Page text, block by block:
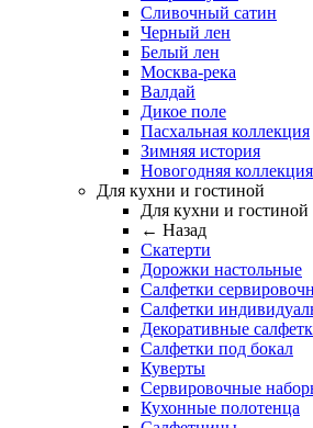
Сливочный сатин
Черный лен
Белый лен
Москва-река
Валдай
Дикое поле
Пасхальная коллекция
Зимняя история
Новогодняя коллекция
Для кухни и гостиной
Для кухни и гостиной
← Назад
Скатерти
Дорожки настольные
Салфетки
Салфетки
Декоративные
Салфетки под бокал
Куверты
Сервировочные
Кухонные полотенца